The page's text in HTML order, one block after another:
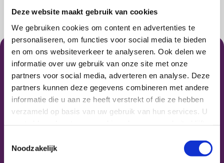
Deze website maakt gebruik van cookies
We gebruiken cookies om content en advertenties te
personaliseren, om functies voor social media te bieden
en om ons websiteverkeer te analyseren. Ook delen we
informatie over uw gebruik van onze site met onze
partners voor social media, adverteren en analyse. Deze
partners kunnen deze gegevens combineren met andere
informatie die u aan ze heeft verstrekt of die ze hebben
verzameld op basis van uw gebruik van hun services. U
Noodzakelijk
wat u zoekt?
Footer Cederhof
Ga naar Home
Copyright2026
Footer menu
Nieuws
Nieuwe collega?